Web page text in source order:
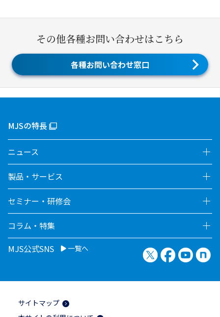
その他各種お問い合わせはこちら
各種お問い合わせ窓口
MJSの特長
ニュース
製品・サービス
セミナー・研修会
コラム・特集
MJS公式SNS
一覧へ X（旧Twitter）
Facebook
サイトマップ